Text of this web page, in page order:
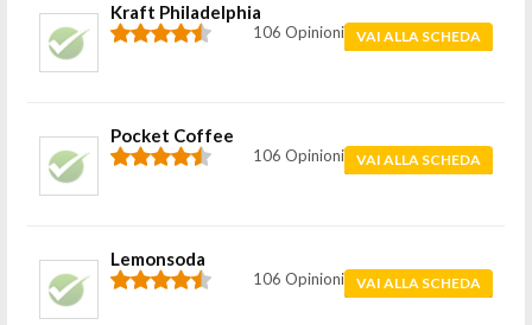
Kraft Philadelphia
106 Opinioni VAI ALLA SCHEDA
Pocket Coffee
106 Opinioni VAI ALLA SCHEDA
Lemonsoda
106 Opinioni VAI ALLA SCHEDA